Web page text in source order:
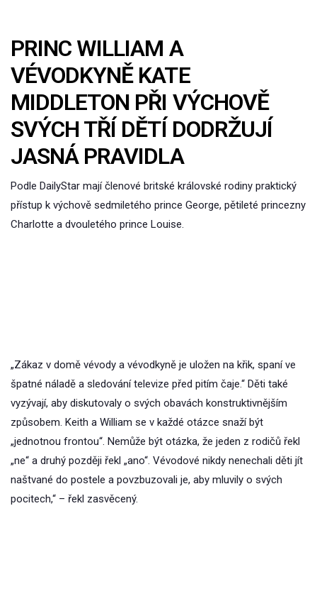
PRINC WILLIAM A
VÉVODKYNĚ KATE
MIDDLETON PŘI VÝCHOVĚ
SVÝCH TŘÍ DĚTÍ DODRŽUJÍ
JASNÁ PRAVIDLA
Podle DailyStar mají členové britské královské rodiny praktický
přístup k výchově sedmiletého prince George, pětileté princezny
Charlotte a dvouletého prince Louise.
„Zákaz v domě vévody a vévodkyně je uložen na křik, spaní ve
špatné náladě a sledování televize před pitím čaje.“ Děti také
vyzývají, aby diskutovaly o svých obavách konstruktivnějším
způsobem. Keith a William se v každé otázce snaží být
„jednotnou frontou“. Nemůže být otázka, že jeden z rodičů řekl
„ne“ a druhý později řekl „ano“. Vévodové nikdy nenechali děti jít
naštvané do postele a povzbuzovali je, aby mluvily o svých
pocitech,“ – řekl zasvěcený.